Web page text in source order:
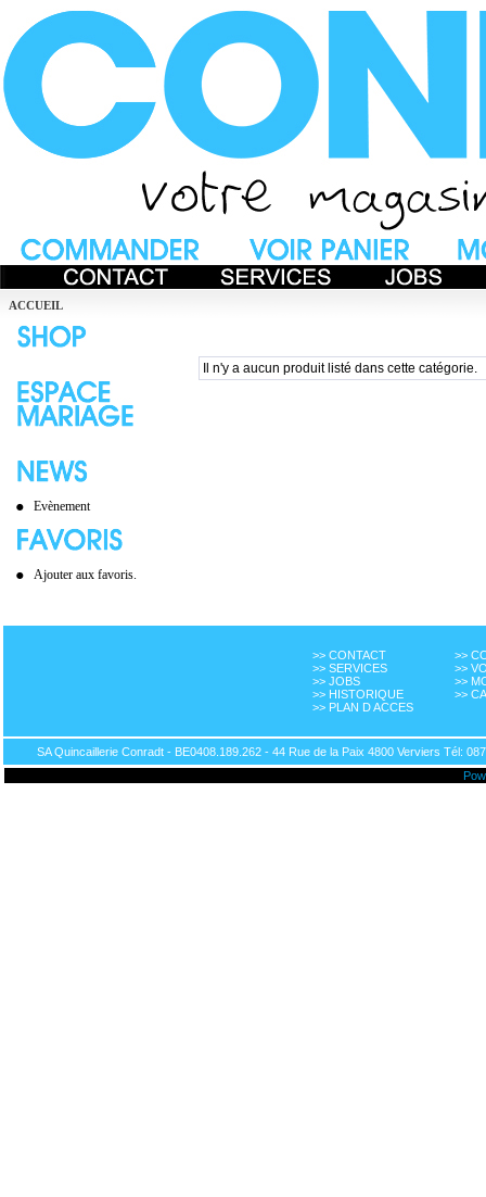
ACCUEIL
Evènement
Ajouter aux favoris.
Il n'y a aucun produit listé dans cette catégorie.
>> CONTACT
>> SERVICES
>> JOBS
>> HISTORIQUE
>> PLAN D ACCES
>>
>>
>>
>>
SA Quincaillerie Conradt - BE0408.189.262 - 44 Rue de la Paix 4800 Verviers Tél: